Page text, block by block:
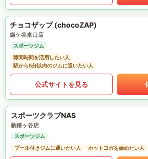
チョコザップ (chocoZAP)
鎌ケ谷東口店
スポーツジム
隙間時間を活用したい人
駅から5分以内のジムに通いたい人
公式サイトを見る
スポーツクラブNAS
新鎌ヶ谷店
スポーツジム
プール付きジムに通いたい人
ホットヨガを始めたい人